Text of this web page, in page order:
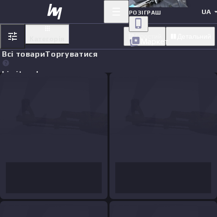
РОЗІГРАШ
Маркет
UA
Простий
Всі товариТоргуватися
Limit orders